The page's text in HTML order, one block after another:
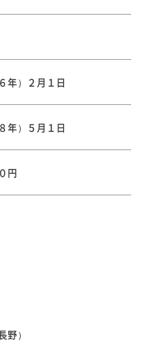
年）２月１日
年）５月１日
円
）